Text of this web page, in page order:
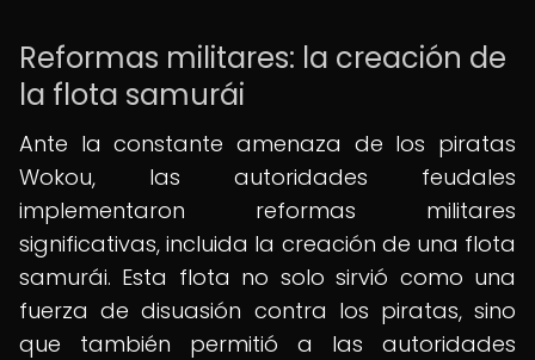
Reformas militares: la creación de
la flota samurái
Ante la constante amenaza de los piratas
Wokou, las autoridades feudales
implementaron reformas militares
significativas, incluida la creación de una flota
samurái. Esta flota no solo sirvió como una
fuerza de disuasión contra los piratas, sino
que también permitió a las autoridades